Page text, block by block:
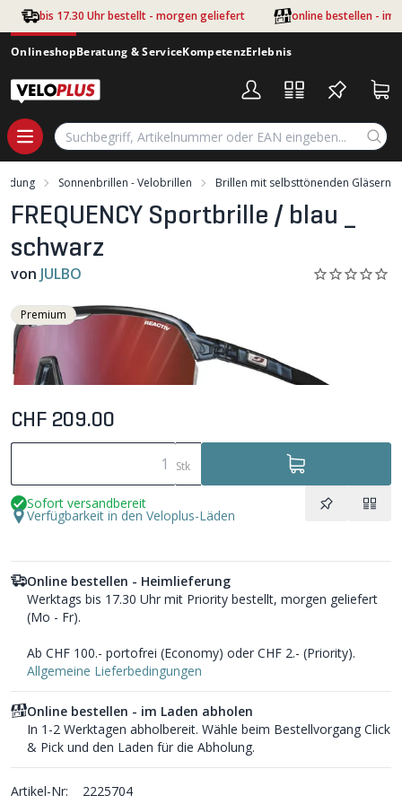
Zum Hauptinhalt springen
bis 17.30 Uhr bestellt - morgen geliefert online bestellen - im
OnlineshopBeratung & ServiceKompetenzErlebnis
Sonnenbrillen - Velobrillen Brillen mit selbsttönenden Gläsern
FREQUENCY Sportbrille / blau _
schwarz
von JULBO
Premium
CHF 209.00
Stk
Sofort versandbereit
Verfügbarkeit in den Veloplus-Läden
Online bestellen - Heimlieferung
Werktags bis 17.30 Uhr mit Priority bestellt, morgen geliefert
(Mo - Fr).
Ab CHF 100.- portofrei (Economy) oder CHF 2.- (Priority).
Allgemeine Lieferbedingungen
Online bestellen - im Laden abholen
In 1-2 Werktagen abholbereit. Wähle beim Bestellvorgang Click
& Pick und den Laden für die Abholung.
Artikel-Nr: 2225704